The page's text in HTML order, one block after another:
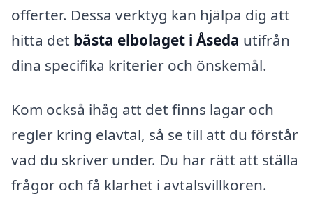
offerter. Dessa verktyg kan hjälpa dig att
hitta det bästa elbolaget i Åseda utifrån
dina specifika kriterier och önskemål.
Kom också ihåg att det finns lagar och
regler kring elavtal, så se till att du förstår
vad du skriver under. Du har rätt att ställa
frågor och få klarhet i avtalsvillkoren.